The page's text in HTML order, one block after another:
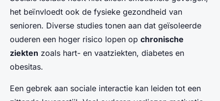
het beïnvloedt ook de fysieke gezondheid van
senioren. Diverse studies tonen aan dat geïsoleerde
ouderen een hoger risico lopen op chronische
ziekten zoals hart- en vaatziekten, diabetes en
obesitas.
Een gebrek aan sociale interactie kan leiden tot een